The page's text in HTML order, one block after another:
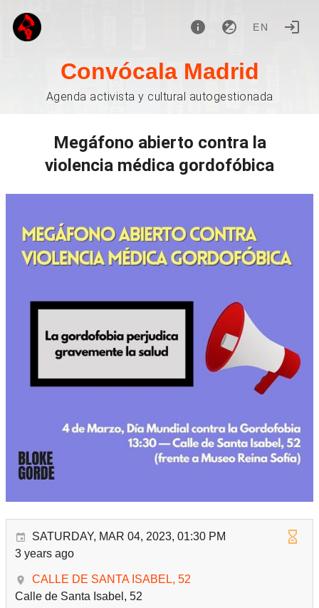
EN
Convócala Madrid
Agenda activista y cultural autogestionada
Megáfono abierto contra la
violencia médica gordofóbica
SATURDAY, MAR 04, 2023, 01:30 PM
3 years ago
CALLE DE SANTA ISABEL, 52
Calle de Santa Isabel, 52